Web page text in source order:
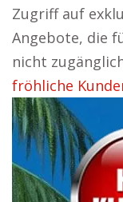
Zugriff auf
Angebote, die
nicht
fröhliche